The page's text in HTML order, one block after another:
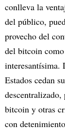
conlleva la
del público,
provecho del
del bitcoin
interesantísima.
Estados cedan
bitcoin y otras
con